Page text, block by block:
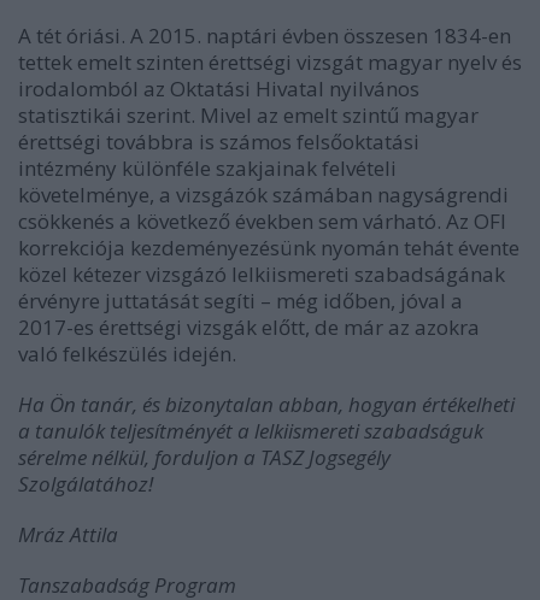
A tét óriási. A 2015. naptári évben összesen 1834-en
tettek emelt szinten érettségi vizsgát magyar nyelv és
irodalomból az Oktatási Hivatal nyilvános
statisztikái szerint. Mivel az emelt szintű magyar
érettségi továbbra is számos felsőoktatási
intézmény különféle szakjainak felvételi
követelménye, a vizsgázók számában nagyságrendi
csökkenés a következő években sem várható. Az OFI
korrekciója kezdeményezésünk nyomán tehát évente
közel kétezer vizsgázó lelkiismereti szabadságának
érvényre juttatását segíti – még időben, jóval a
2017-es érettségi vizsgák előtt, de már az azokra
való felkészülés idején.
Ha Ön tanár, és bizonytalan abban, hogyan értékelheti
a tanulók teljesítményét a lelkiismereti szabadságuk
sérelme nélkül, forduljon a TASZ Jogsegély
Szolgálatához!
Mráz Attila
Tanszabadság Program